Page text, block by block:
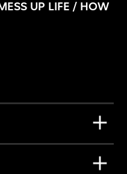
UP LIFE / HOW